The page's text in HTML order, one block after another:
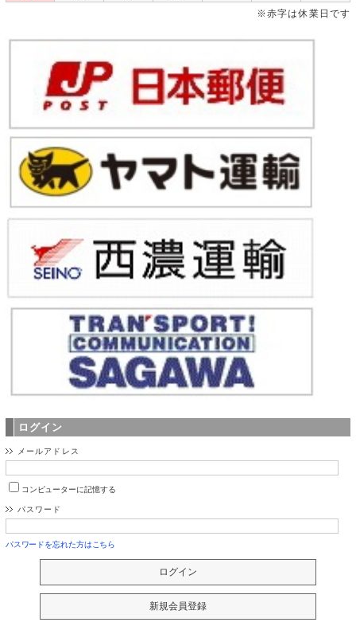
※赤字は休業日です
ログイン
メールアドレス
コンピューターに記憶する
パスワード
パスワードを忘れた方はこちら